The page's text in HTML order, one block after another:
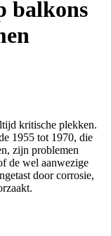
balkons
kritische plekken.
1955 tot 1970, die
zijn problemen
de wel aanwezige
door corrosie,